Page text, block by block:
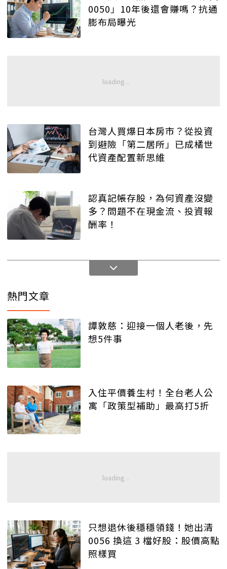
0050」10年後還會賺嗎？抗通
膨布局曝光
台灣人買爆日本房市？從投資
到避險「第二居所」已成橘世
代資產配置新思維
認真記帳存股，為何資產沒變
多？問題不在現金流、投資報
酬率！
熱門文章
譚敦慈：迎接一個人老後，先
想5件事
入住平價養生村！全台老人公
寓「政策型補助」最高打5折
只想退休後穩穩領錢！她出清
0056 換這 3 檔好股：股價高點
照樣買